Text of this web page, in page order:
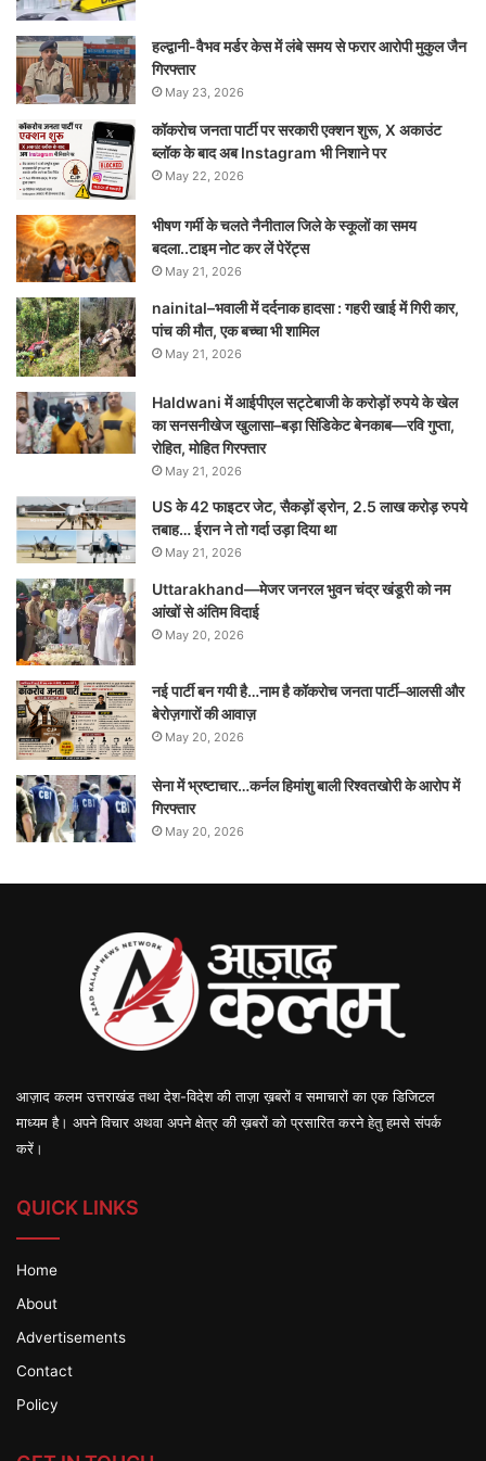
हल्द्वानी-वैभव मर्डर केस में लंबे समय से फरार आरोपी मुकुल जैन
गिरफ्तार
May 23, 2026
कॉकरोच जनता पार्टी पर सरकारी एक्शन शुरू, X अकाउंट
ब्लॉक के बाद अब Instagram भी निशाने पर
May 22, 2026
भीषण गर्मी के चलते नैनीताल जिले के स्कूलों का समय
बदला..टाइम नोट कर लें पेरेंट्स
May 21, 2026
nainital–भवाली में दर्दनाक हादसा : गहरी खाई में गिरी कार,
पांच की मौत, एक बच्चा भी शामिल
May 21, 2026
Haldwani में आईपीएल सट्टेबाजी के करोड़ों रुपये के खेल
का सनसनीखेज खुलासा–बड़ा सिंडिकेट बेनकाब—रवि गुप्ता,
रोहित, मोहित गिरफ्तार
May 21, 2026
US के 42 फाइटर जेट, सैकड़ों ड्रोन, 2.5 लाख करोड़ रुपये
तबाह… ईरान ने तो गर्दा उड़ा दिया था
May 21, 2026
Uttarakhand—मेजर जनरल भुवन चंद्र खंडूरी को नम
आंखों से अंतिम विदाई
May 20, 2026
नई पार्टी बन गयी है…नाम है कॉकरोच जनता पार्टी–आलसी और
बेरोज़गारों की आवाज़
May 20, 2026
सेना में भ्रष्टाचार…कर्नल हिमांशु बाली रिश्वतखोरी के आरोप में
गिरफ्तार
May 20, 2026
आज़ाद कलम उत्तराखंड तथा देश-विदेश की ताज़ा ख़बरों व समाचारों का एक डिजिटल
माध्यम है। अपने विचार अथवा अपने क्षेत्र की ख़बरों को प्रसारित करने हेतु हमसे संपर्क
करें।
QUICK LINKS
Home
About
Advertisements
Contact
Policy